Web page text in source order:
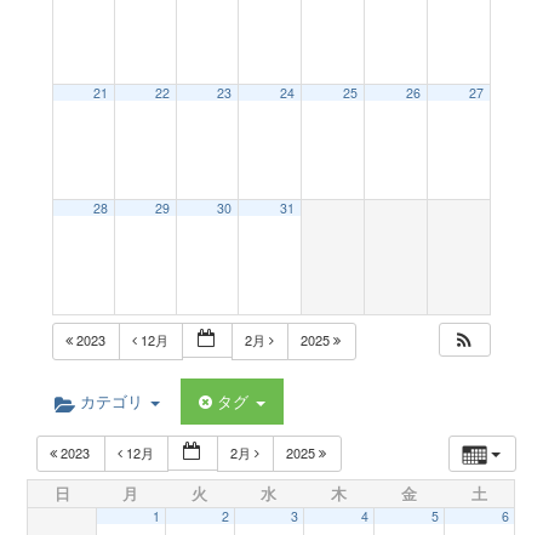
t
i
21 22 23 24 25 26 27
28 29 30 31
2023 12月 2月 2025
カテゴリ タグ
2023 12月 2月 2025
日 月 火 水 木 金 土
1 2 3 4 5 6